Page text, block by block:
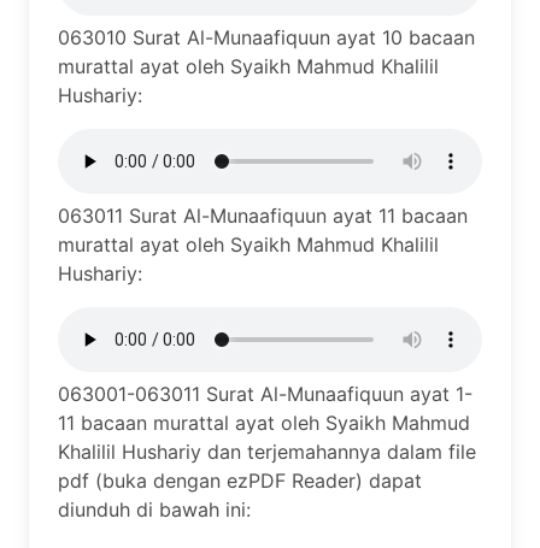
063010 Surat Al-Munaafiquun ayat 10 bacaan
murattal ayat oleh Syaikh Mahmud Khalilil
Hushariy:
063011 Surat Al-Munaafiquun ayat 11 bacaan
murattal ayat oleh Syaikh Mahmud Khalilil
Hushariy:
063001-063011 Surat Al-Munaafiquun ayat 1-
11 bacaan murattal ayat oleh Syaikh Mahmud
Khalilil Hushariy dan terjemahannya dalam file
pdf (buka dengan ezPDF Reader) dapat
diunduh di bawah ini: